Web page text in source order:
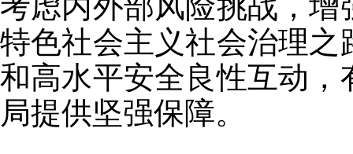
特色社会主义社会治理
和高水平安全良性互动
局提供坚强保障。